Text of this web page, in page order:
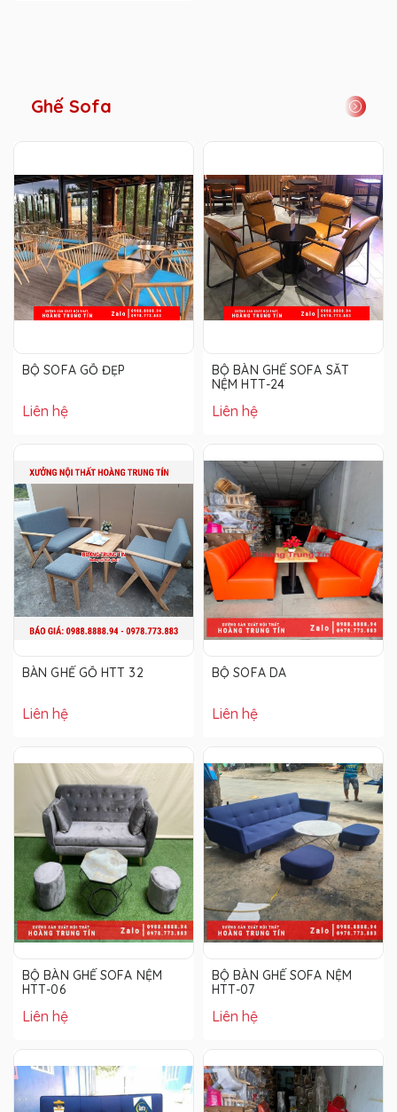
Ghế Sofa
BỘ SOFA GỖ ĐẸP
Liên hệ
BỘ BÀN GHẾ SOFA SẮT
NỆM HTT-24
Liên hệ
BÀN GHẾ GỖ HTT 32
Liên hệ
BỘ SOFA DA
Liên hệ
BỘ BÀN GHẾ SOFA NỆM
HTT-06
Liên hệ
BỘ BÀN GHẾ SOFA NỆM
HTT-07
Liên hệ